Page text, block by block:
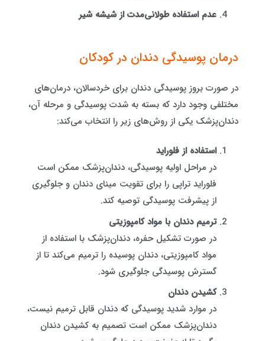
عدم استفاده طولانی‌مدت از شیشه شیر
درمان پوسیدگی دندان در کودکان
در صورت بروز پوسیدگی دندان برای خردسالان، درمان‌های
مختلفی وجود دارد که بسته به شدت پوسیدگی و مرحله آن،
دندان‌پزشک یکی از روش‌های زیر را انتخاب می‌کند:
استفاده از فلوراید
در مراحل اولیه پوسیدگی، دندان‌پزشک ممکن است
فلوراید تراپی را برای تقویت مینای دندان و جلوگیری
از پیشرفت پوسیدگی توصیه کند.
ترمیم دندان با مواد کامپوزیتی
در صورت تشکیل حفره، دندان‌پزشک با استفاده از
مواد کامپوزیتی، دندان پوسیده را ترمیم می‌کند تا از
گسترش پوسیدگی جلوگیری شود.
کشیدن دندان
در موارد شدید پوسیدگی که دندان قابل ترمیم نیست،
دندان‌پزشک ممکن است تصمیم به کشیدن دندان